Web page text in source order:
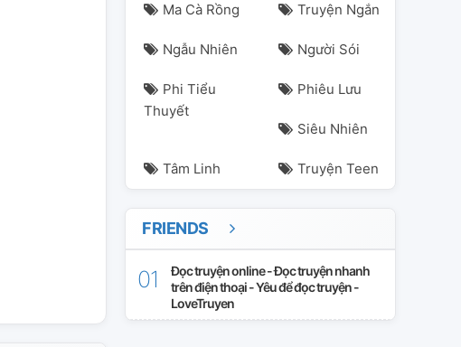
Ma Cà Rồng Truyện Ngắn
Ngẫu Nhiên Người Sói
Phi Tiểu
Thuyết
Phiêu Lưu
Siêu Nhiên
Tâm Linh Truyện Teen
FRIENDS
Đọc truyện online - Đọc truyện nhanh
trên điện thoại - Yêu để đọc truyện -
LoveTruyen